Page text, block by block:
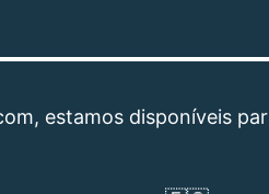
disponíveis para